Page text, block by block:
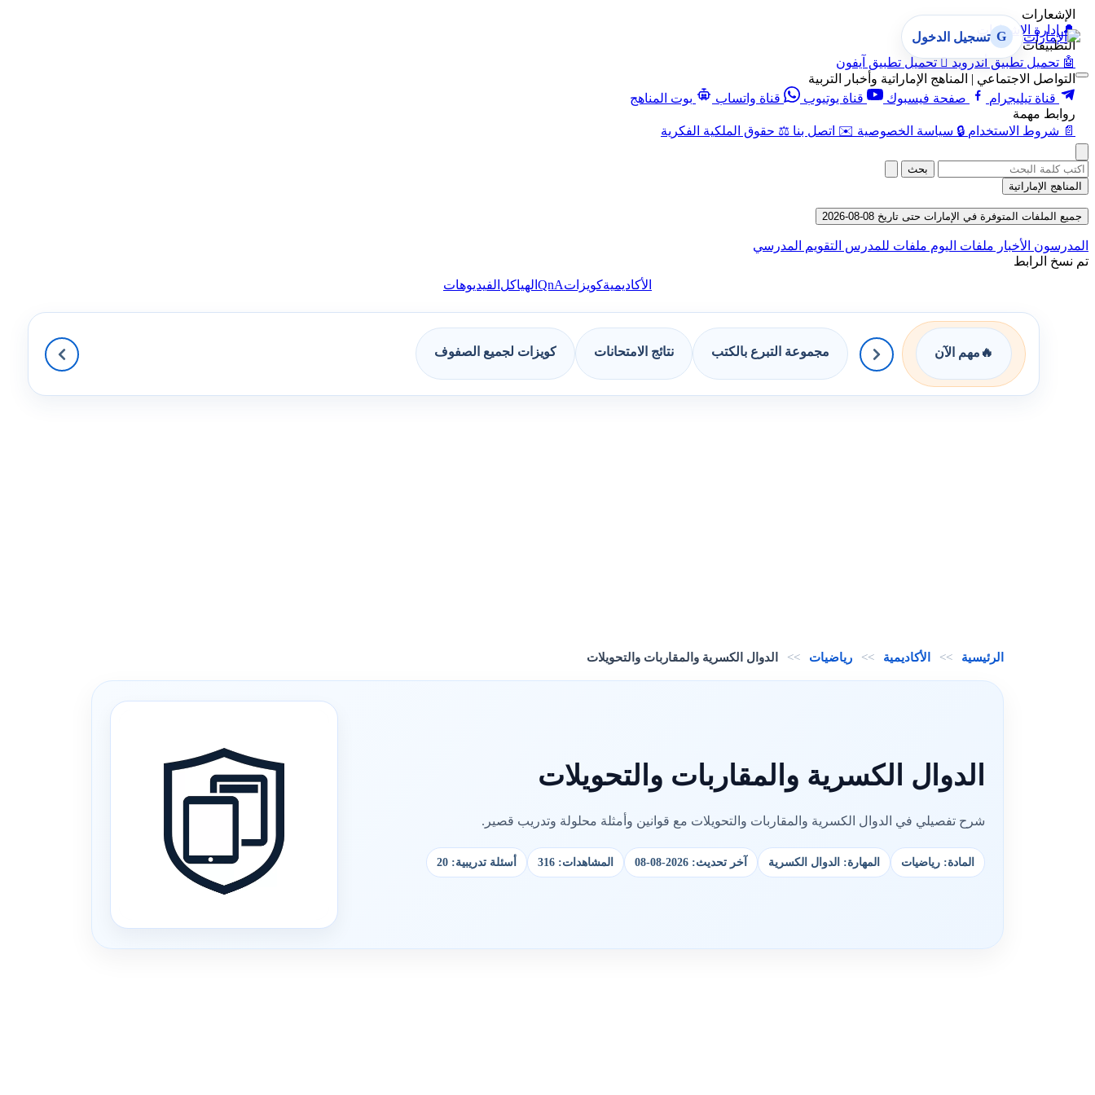
الإشعارات
🔔 إدارة الإشعارات
التطبيقات
🤖 تحميل تطبيق أندرويد  تحميل تطبيق آيفون
التواصل الاجتماعي | المناهج الإماراتية وأخبار التربية
قناة تيليجرام
صفحة فيسبوك قناة يوتيوب قناة واتساب
بوت المناهج
روابط مهمة
📄 شروط الاستخدام 🔒 سياسة الخصوصية ✉️ اتصل بنا ⚖️ حقوق الملكية الفكرية
G تسجيل الدخول
بحث
المناهج الإماراتية
جميع الملفات المتوفرة في الإمارات حتى تاريخ 08-08-2026
المدرسون الأخبار ملفات اليوم ملفات للمدرس التقويم المدرسي
تم نسخ الرابط
الأكاديميةكويزاتQnA الهياكل الفيديوهات
🔥 مهم الآن مجموعة التبرع بالكتب نتائج الامتحانات كويزات لجميع الصفوف
الرئيسية >> الأكاديمية >> رياضيات >> الدوال الكسرية والمقاربات والتحويلات
الدوال الكسرية والمقاربات والتحويلات
شرح تفصيلي في الدوال الكسرية والمقاربات والتحويلات مع قوانين وأمثلة محلولة وتدريب قصير.
المادة: رياضيات المهارة: الدوال الكسرية آخر تحديث: 2026-08-08 المشاهدات: 316 أسئلة تدريبية: 20